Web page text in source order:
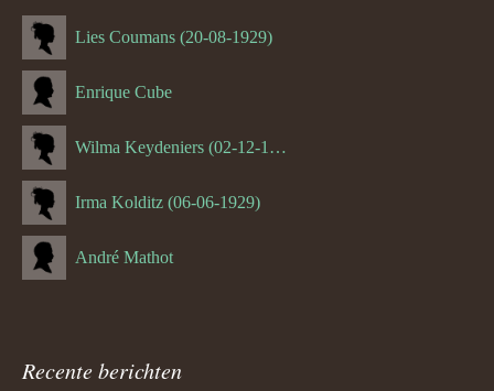
navigatie
Lies Coumans (20-08-1929)
Enrique Cube
Wilma Keydeniers (02-12-1953)
Irma Kolditz (06-06-1929)
André Mathot
Recente berichten